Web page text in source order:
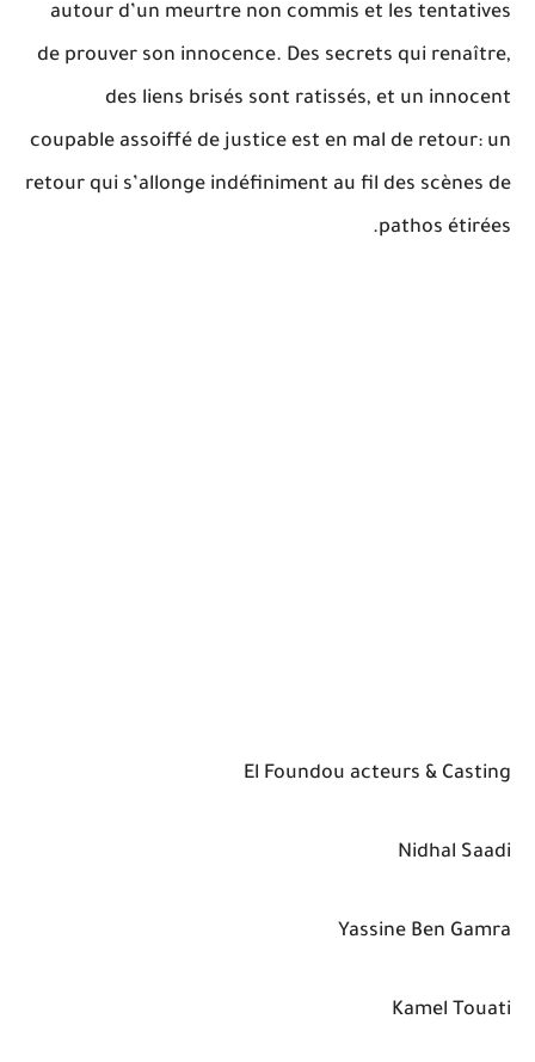
autour d’un meurtre non commis et les tentatives
de prouver son innocence. Des secrets qui renaître,
des liens brisés sont ratissés, et un innocent
coupable assoiffé de justice est en mal de retour: un
retour qui s’allonge indéfiniment au fil des scènes de
pathos étirées.
El Foundou acteurs & Casting
Nidhal Saadi
Yassine Ben Gamra
Kamel Touati